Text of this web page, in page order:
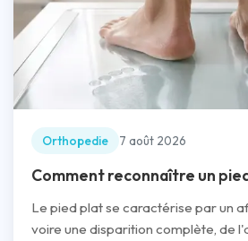
Orthopedie 7 août 2026
Comment reconnaître un
Le pied plat se caractérise par un
voire une disparition complète, de